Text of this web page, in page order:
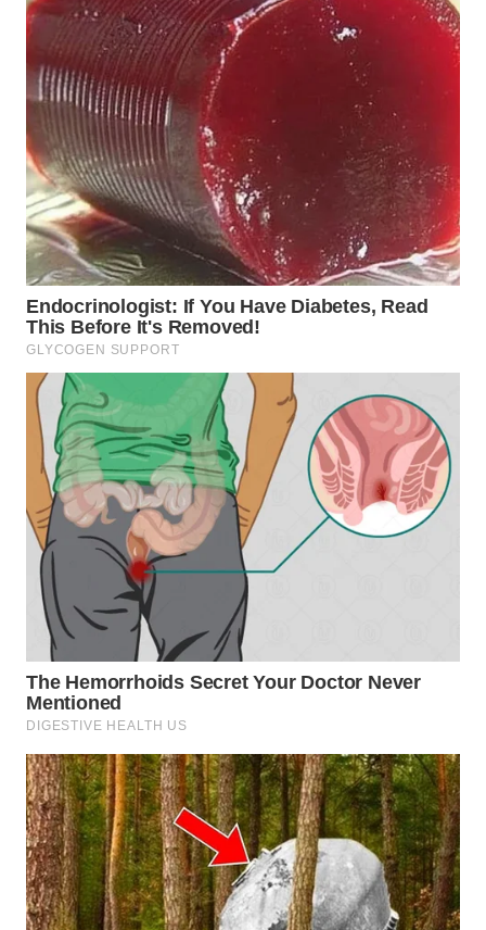
KALTARA
WN
KALSEL
WN
KALTIM
WN
SULSEL
WN
GORONTALO
WN
SULUT
WN
MALUKU
WN
MALUT
WN
DAIRI
WN
DANAU
TOBA
WN
NIAS
WN
LANGKAT